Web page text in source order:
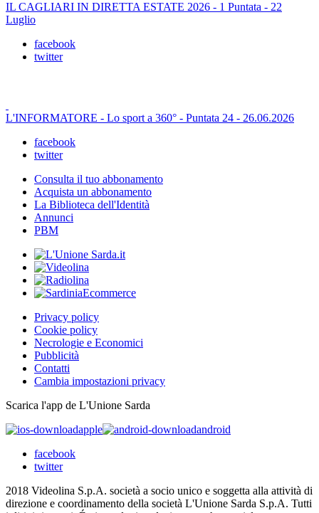
IL CAGLIARI IN DIRETTA ESTATE 2026 - 1 Puntata - 22
Luglio
facebook
twitter
L'INFORMATORE - Lo sport a 360° - Puntata 24 - 26.06.2026
facebook
twitter
Consulta il tuo abbonamento
Acquista un abbonamento
La Biblioteca dell'Identità
Annunci
PBM
Privacy policy
Cookie policy
Necrologie e Economici
Pubblicità
Contatti
Cambia impostazioni privacy
Scarica l'app de L'Unione Sarda
apple
android
facebook
twitter
2018 Videolina S.p.A. società a socio unico e soggetta alla attività di
direzione e coordinamento della società L'Unione Sarda S.p.A. Tutti